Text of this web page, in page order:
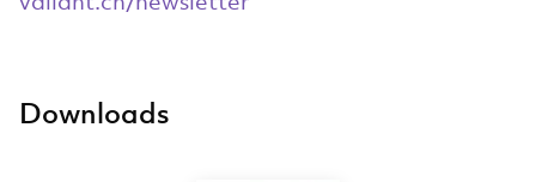
Downloads